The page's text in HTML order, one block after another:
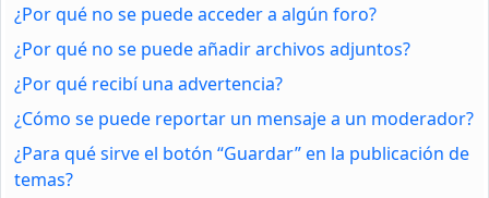
¿Por qué no se puede acceder a algún foro?
¿Por qué no se puede añadir archivos adjuntos?
¿Por qué recibí una advertencia?
¿Cómo se puede reportar un mensaje a un moderador?
¿Para qué sirve el botón “Guardar” en la publicación de
temas?